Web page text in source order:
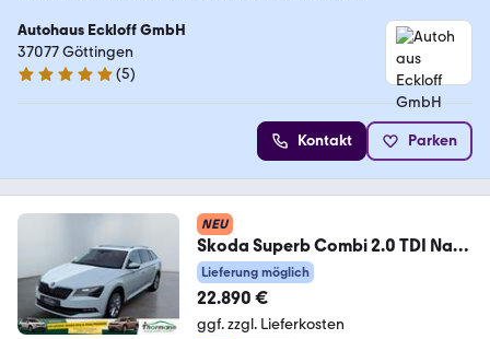
Autohaus Eckloff GmbH
37077 Göttingen
4.8 Sterne
(5)
Kontakt Parken
NEU
Skoda Superb Combi 2.0 TDI Navi,
AHK, Rückfahrkamera
Lieferung möglich
22.890 €
ggf. zzgl. Lieferkosten